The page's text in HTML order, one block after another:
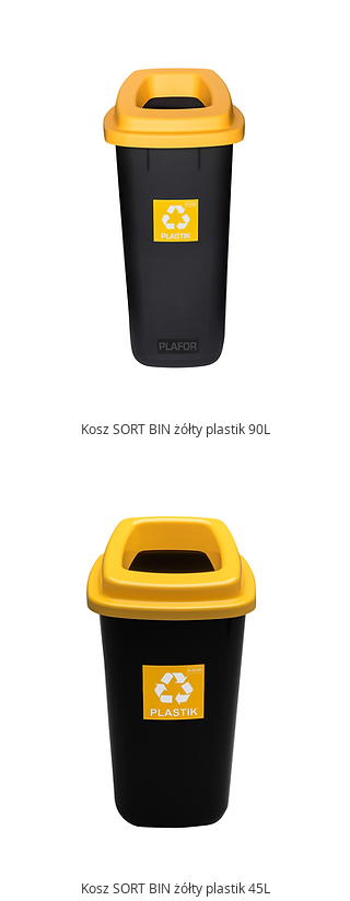
Kosz SORT BIN żółty plastik 90L
Kosz SORT BIN żółty plastik 45L